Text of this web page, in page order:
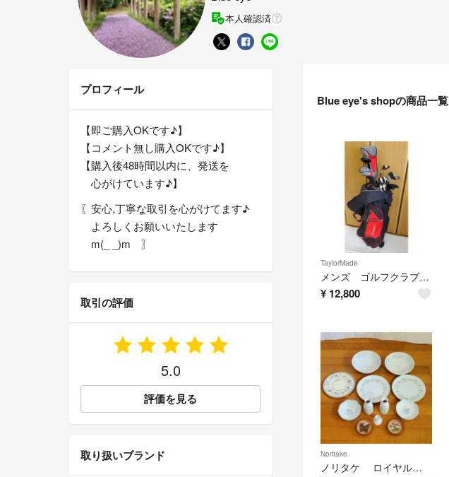
本人確認済
Blue eye's shopの商品一覧
TaylorMade
メンズ ゴルフクラブセット ニクラウス& テーラーメイド キャディバッグ付き 右利き ゴルフセット ブラックxレッド
¥ 12,800
Noritake
ノリタケ ロイヤルドルトン 他 陶器 和洋食器 徳利 お皿 食器セット プレート 花柄 洋食器セット
プロフィール
【即ご購入OKです♪】
【コメント無し購入OKです♪】
【購入後48時間以内に、発送を
心がけています♪】
〖安心,丁寧な取引を心がけてます♪
よろしくお願いいたします
m(_ _)m 〗
取引の評価
5.0
評価を見る
取り扱いブランド